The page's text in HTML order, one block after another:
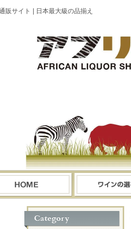
販サイト | 日本最大級の品揃え